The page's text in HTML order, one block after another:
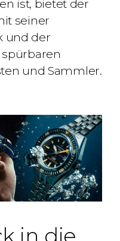
ist, bietet der
seiner
und der
und Sammler.